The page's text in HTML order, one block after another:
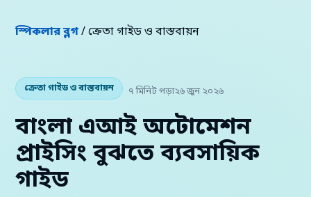
স্পিকলার ব্লগ/ ক্রেতা গাইড ও বাস্তবায়ন
ক্রেতা গাইড ও বাস্তবায়ন ৭ মিনিট পড়া২৬ জুন ২০২৬
বাংলা এআই অটোমেশন
প্রাইসিং বুঝতে ব্যবসায়িক
গাইড